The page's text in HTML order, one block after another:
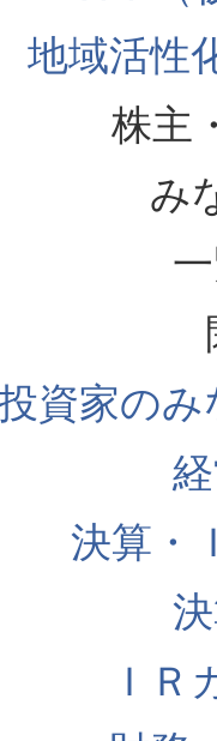
地域活性
株主
み
資家の
決算・
ＩＲ